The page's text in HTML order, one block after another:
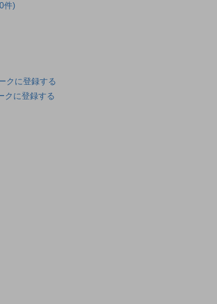
件)
クに登録する
クに登録する